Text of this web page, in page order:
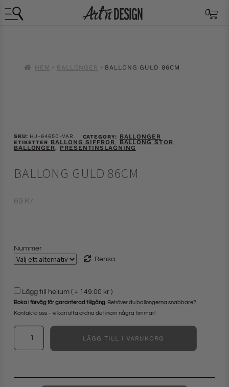
0
HEM BALLONGER BALLONG GULD 86CM
SKU: HJ-64650-VAR CATEGORY: BALLONGER
ETIKETTER BALLONG SIFFROR BALLONG STOR
BALLONGER PRESENTINSLAGNING
BALLONG GULD 86CM
69 Kr
Nummer
Rensa
Lägg till helium ( + 149.00 kr)
Boka i förväg för garanterad tillgång.Behöver du ballongerna snabbare?
Kontakta oss – vi kan ofta ordna det inom några timmar!
LÄGG TILL I VARUKORG